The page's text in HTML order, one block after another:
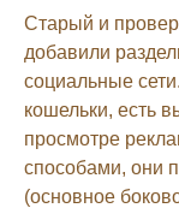
Старый и
добавили
социальные
кошельки, есть
просмотре
способами, они
(основное